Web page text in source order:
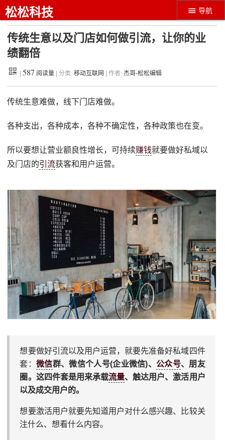
导航
松松科技
传统生意以及门店如何做引流，让你的业
绩翻倍
|587 阅读量 | 分类:移动互联网 | 作者:杰哥-松松编辑
传统生意难做，线下门店难做。
各种支出，各种成本，各种不确定性，各种政策也在变。
所以要想让营业额良性增长，可持续赚钱就要做好私域以
及门店的引流获客和用户运营。
想要做好引流以及用户运营，就要先准备好私域四件
套：微信群、微信个人号(企业微信)、公众号、朋友
圈。这四件套是用来承载流量、触达用户、激活用户
以及成交用户的。
想要激活用户就要先知道用户对什么感兴趣、比较关
注什么、想看什么内容。